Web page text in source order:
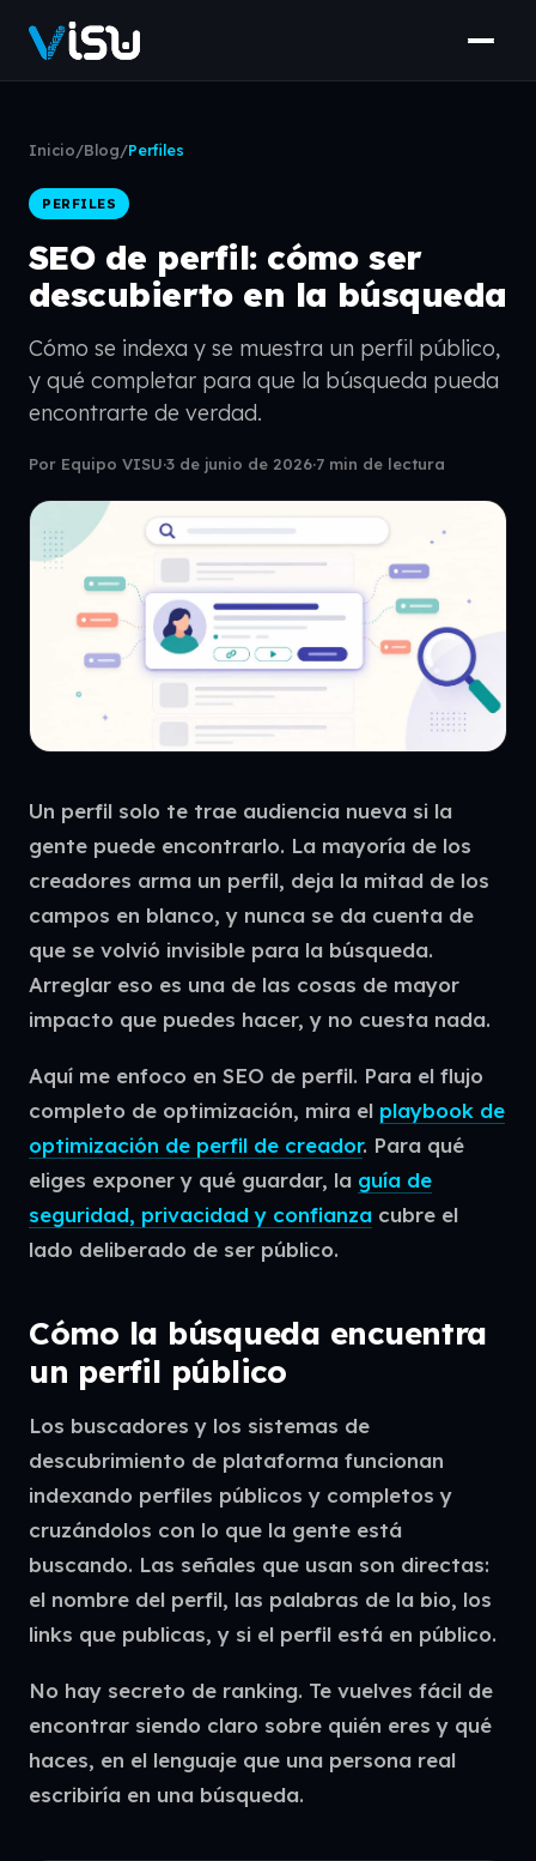
Inicio/Blog/Perfiles
PERFILES
SEO de perfil: cómo ser
descubierto en la búsqueda
Cómo se indexa y se muestra un perfil público,
y qué completar para que la búsqueda pueda
encontrarte de verdad.
Por Equipo VISU·3 de junio de 2026·7 min de lectura
Un perfil solo te trae audiencia nueva si la
gente puede encontrarlo. La mayoría de los
creadores arma un perfil, deja la mitad de los
campos en blanco, y nunca se da cuenta de
que se volvió invisible para la búsqueda.
Arreglar eso es una de las cosas de mayor
impacto que puedes hacer, y no cuesta nada.
Aquí me enfoco en SEO de perfil. Para el flujo
completo de optimización, mira el playbook de
optimización de perfil de creador. Para qué
eliges exponer y qué guardar, la guía de
seguridad, privacidad y confianza cubre el
lado deliberado de ser público.
Cómo la búsqueda encuentra
un perfil público
Los buscadores y los sistemas de
descubrimiento de plataforma funcionan
indexando perfiles públicos y completos y
cruzándolos con lo que la gente está
buscando. Las señales que usan son directas:
el nombre del perfil, las palabras de la bio, los
links que publicas, y si el perfil está en público.
No hay secreto de ranking. Te vuelves fácil de
encontrar siendo claro sobre quién eres y qué
haces, en el lenguaje que una persona real
escribiría en una búsqueda.